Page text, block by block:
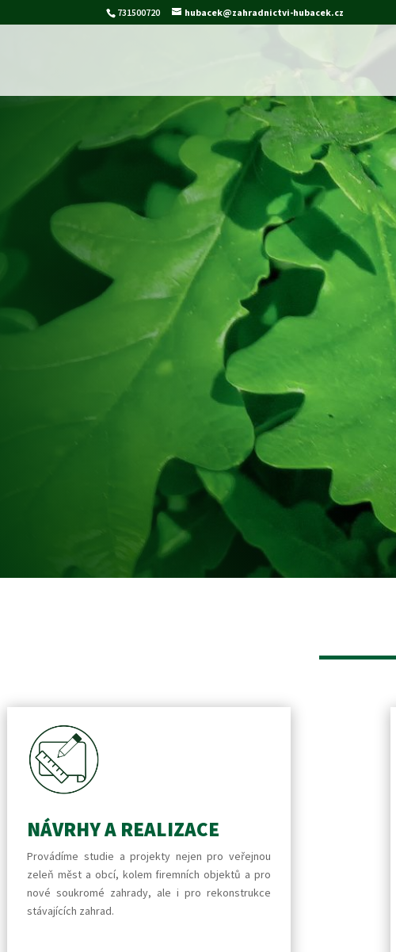
731500720 hubacek@zahradnictvi-hubacek.cz
NÁVRHY A REALIZACE
Provádíme studie a projekty nejen pro veřejnou
zeleň měst a obcí, kolem firemních objektů a pro
nové soukromé zahrady, ale i pro rekonstrukce
stávajících zahrad.